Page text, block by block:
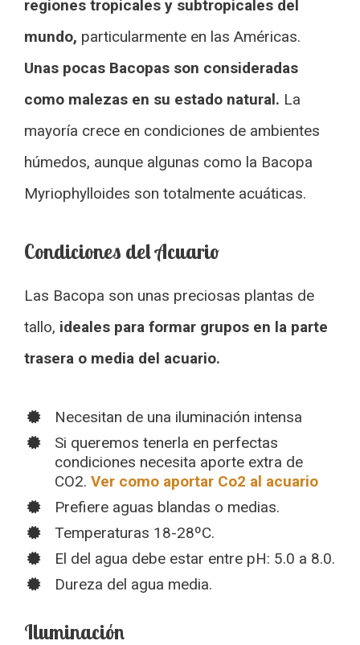
regiones tropicales y subtropicales del
mundo, particularmente en las Américas.
Unas pocas Bacopas son consideradas
como malezas en su estado natural. La
mayoría crece en condiciones de ambientes
húmedos, aunque algunas como la Bacopa
Myriophylloides son totalmente acuáticas.
Condiciones del Acuario
Las Bacopa son unas preciosas plantas de
tallo, ideales para formar grupos en la parte
trasera o media del acuario.
Necesitan de una iluminación intensa
Si queremos tenerla en perfectas
condiciones necesita aporte extra de
CO2. Ver como aportar Co2 al acuario
Prefiere aguas blandas o medias.
Temperaturas 18-28ºC.
El del agua debe estar entre pH: 5.0 a 8.0.
Dureza del agua media.
Iluminación